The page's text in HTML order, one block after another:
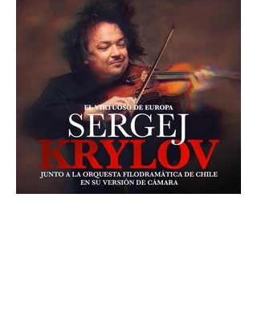
máxima exponente de la música popular
peruana, Eva Ayllón, al Cuarteto Austral y
un repertorio que recorrerá seis décadas
de obras que transformaron l